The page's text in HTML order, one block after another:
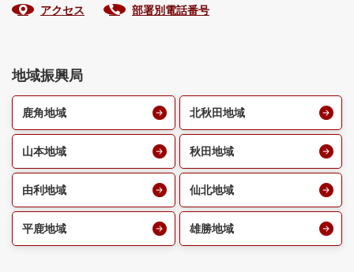
アクセス 部署別電話番号
地域振興局
鹿角地域 北秋田地域
山本地域 秋田地域
由利地域 仙北地域
平鹿地域 雄勝地域